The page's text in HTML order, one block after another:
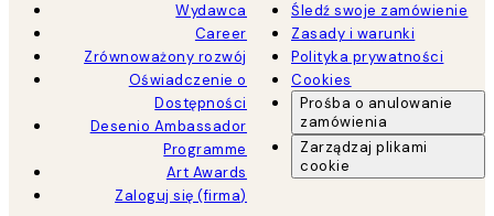
Wydawca
Career
Zrównoważony rozwój
Oświadczenie o
Dostępności
Desenio Ambassador
Programme
Art Awards
Zaloguj się (firma)
Śledź swoje zamówienie
Zasady i warunki
Polityka prywatności
Cookies
Prośba o anulowanie
zamówienia
Zarządzaj plikami
cookie